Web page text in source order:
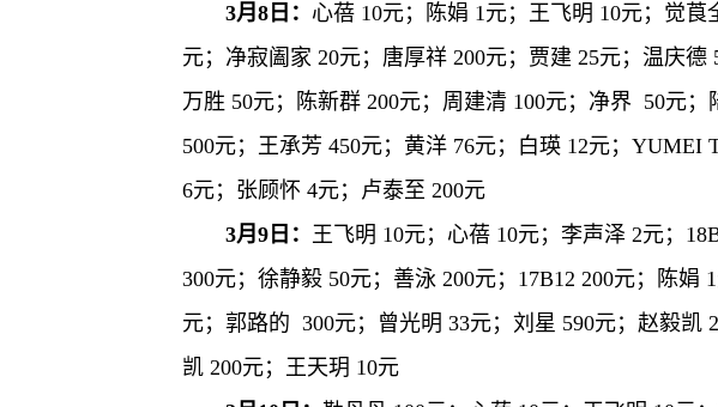
3月8日： 心蓓 10元；陈娟 1元；王飞明 10元；觉
元；净寂阖家 20元；唐厚祥 200元；贾建 25元；温庆
万胜 50元；陈新群 200元；周建清 100元；净界 50元
500元；王承芳 450元；黄洋 76元；白瑛 12元；YUMEI
6元；张顾怀 4元；卢泰至 200元
3月9日： 王飞明 10元；心蓓 10元；李声泽 2元；
300元；徐静毅 50元；善泳 200元；17B12 200元；陈
元；郭路的 300元；曾光明 33元；刘星 590元；赵毅凯
凯 200元；王天玥 10元